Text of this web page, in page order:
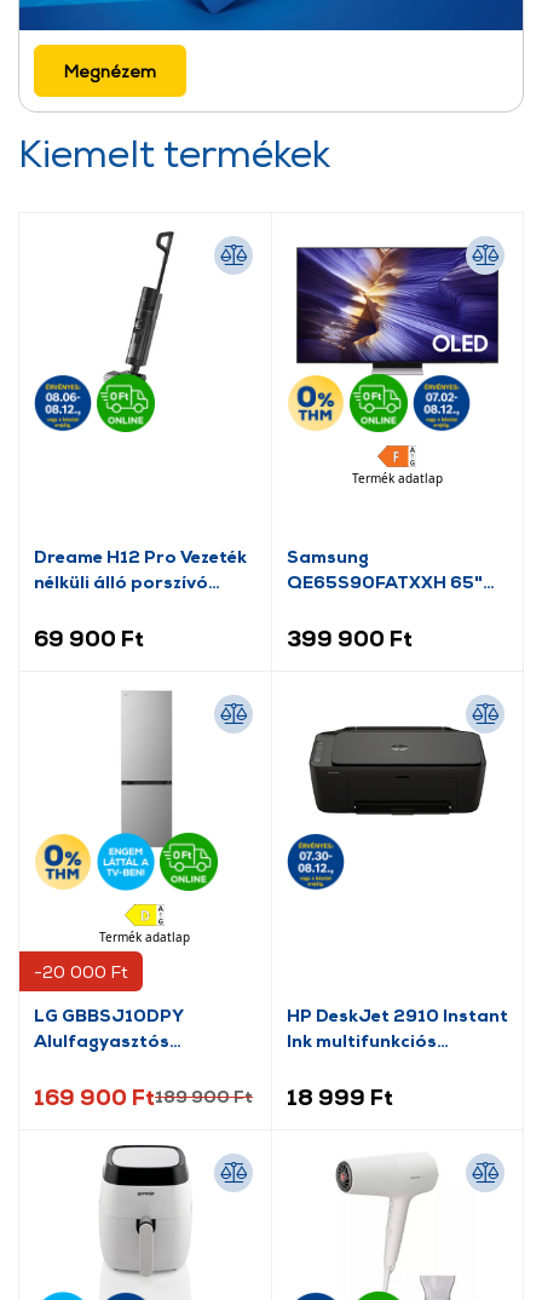
Megnézem
Kiemelt termékek
Dreame H12 Pro Vezeték
nélküli álló porszívó
69 900 Ft
Termék adatlap
Samsung
QE65S90FATXXH 65"
Televízió
399 900 Ft
-20 000 Ft
Termék adatlap
LG GBBSJ10DPY
Alulfagyasztós
169 900 Ft189 900 Ft
HP DeskJet 2910 Instant
Ink multifunkciós
18 999 Ft